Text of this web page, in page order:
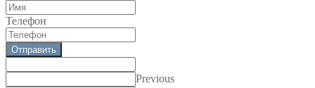
Телефон
Отправить
Previous